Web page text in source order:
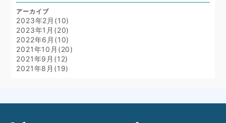
アーカイブ
2023年2月(10)
2023年1月(20)
2022年6月(10)
2021年10月(20)
2021年9月(12)
2021年8月(19)